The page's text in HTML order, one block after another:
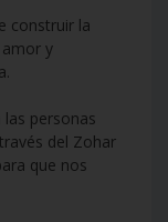
construir la
y
personas
del Zohar
que nos